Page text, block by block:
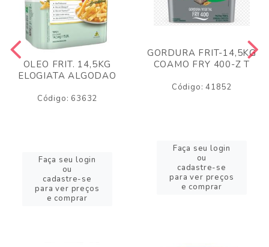
OLEO FRIT. 14,5KG
ELOGIATA ALGODAO
Código: 63632
Faça seu login
ou
cadastre-se
para ver preços
e comprar
GORDURA FRIT-14,5KG
COAMO FRY 400-Z T
Código: 41852
Faça seu login
ou
cadastre-se
para ver preços
e comprar